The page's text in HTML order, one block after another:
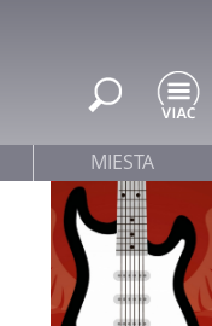
MIESTA